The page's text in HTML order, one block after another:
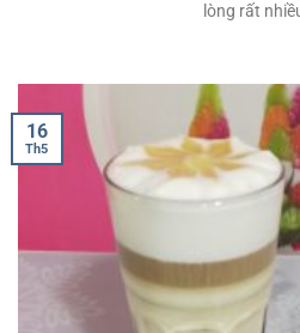
lòng rất
16
Th5